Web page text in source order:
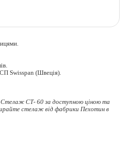
Swisspan (Швеція).
СТ- 60 за доступною ціною та
стелажвід фабрики Пехотин в